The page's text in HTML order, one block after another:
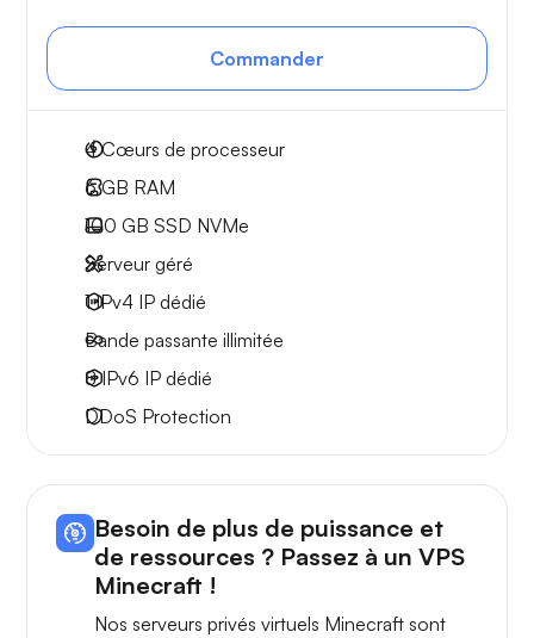
Commander
4Cœurs de processeur
6 GB RAM
100 GB SSD NVMe
Serveur géré
1 IPv4 IP dédié
Bande passante illimitée
8 IPv6 IP dédié
DDoS Protection
Besoin de plus de puissance et
de ressources ? Passez à un VPS
Minecraft !
Nos serveurs privés virtuels Minecraft sont